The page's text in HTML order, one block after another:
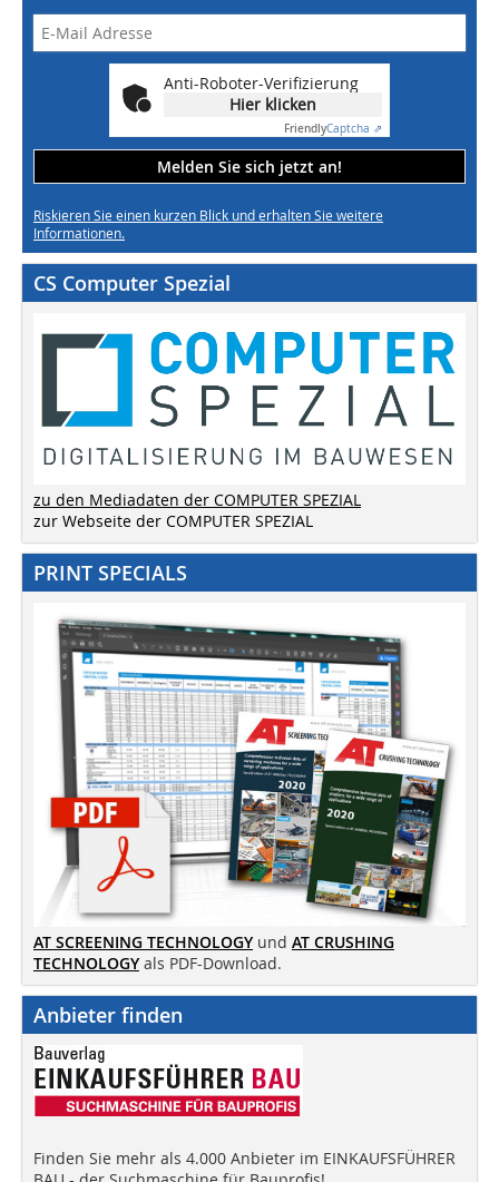
Anti-Roboter-Verifizierung
Hier klicken
FriendlyCaptcha ⇗
Melden Sie sich jetzt an!
Riskieren Sie einen kurzen Blick und erhalten Sie weitere
Informationen.
CS Computer Spezial
zu den Mediadaten der COMPUTER SPEZIAL
zur Webseite der COMPUTER SPEZIAL
PRINT SPECIALS
AT SCREENING TECHNOLOGY und AT CRUSHING
TECHNOLOGY als PDF-Download.
Anbieter finden
Finden Sie mehr als 4.000 Anbieter im EINKAUFSFÜHRER